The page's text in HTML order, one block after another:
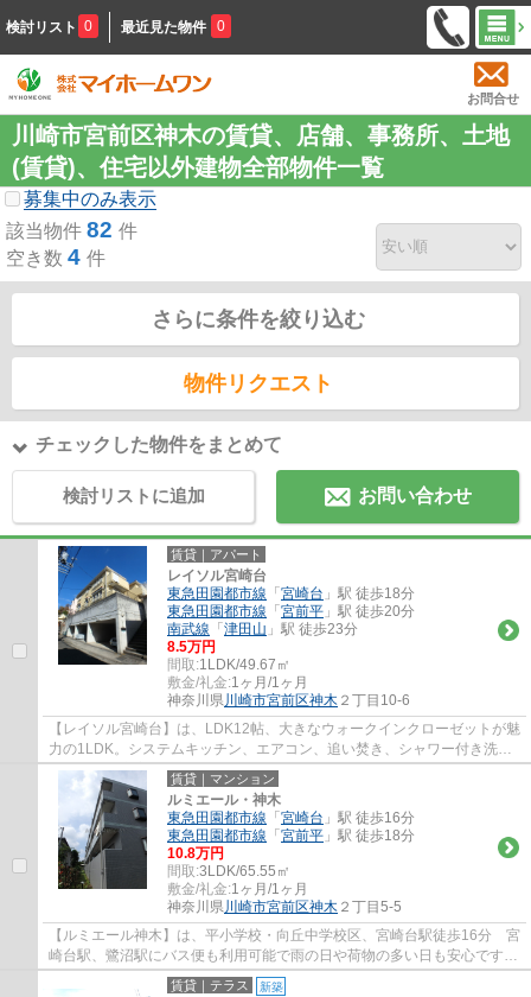
検討リスト 0 最近見た物件 0
お問合せ
川崎市宮前区神木の賃貸、店舗、事務所、土地
(賃貸)、住宅以外建物全部物件一覧
募集中のみ表示
該当物件 82 件
空き数 4 件
さらに条件を絞り込む
物件リクエスト
チェックした物件をまとめて
検討リストに追加 お問い合わせ
賃貸｜アパート
レイソル宮崎台
東急田園都市線 「 宮崎台 」駅 徒歩18分
東急田園都市線 「 宮前平 」駅 徒歩20分
南武線 「 津田山 」駅 徒歩23分
8.5万円
間取:1LDK/49.67㎡
敷金/礼金:1ヶ月/1ヶ月
神奈川県川崎市宮前区神木 ２丁目10-6
【レイソル宮崎台】は、LDK12帖、大きなウォークインクローゼットが魅
力の1LDK。システムキッチン、エアコン、追い焚き、シャワー付き洗面
台など設備充実。角部屋三面採光のため、日当...
賃貸｜マンション
ルミエール・神木
東急田園都市線 「 宮崎台 」駅 徒歩16分
東急田園都市線 「 宮前平 」駅 徒歩18分
10.8万円
間取:3LDK/65.55㎡
敷金/礼金:1ヶ月/1ヶ月
神奈川県川崎市宮前区神木 ２丁目5-5
【ルミエール神木】は、平小学校・向丘中学校区、宮崎台駅徒歩16分 宮
崎台駅、鷺沼駅にバス便も利用可能で雨の日や荷物の多い日も安心です、
追い焚き カウンターキッチン、独立洗面...
賃貸｜テラス 新築